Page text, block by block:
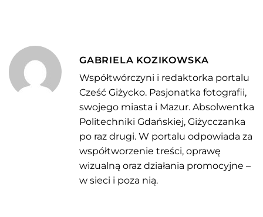
GABRIELA KOZIKOWSKA
Współtwórczyni i redaktorka portalu
Cześć Giżycko. Pasjonatka fotografii,
swojego miasta i Mazur. Absolwentka
Politechniki Gdańskiej, Giżycczanka
po raz drugi. W portalu odpowiada za
współtworzenie treści, oprawę
wizualną oraz działania promocyjne –
w sieci i poza nią.